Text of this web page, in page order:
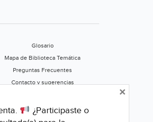
Glosario
Mapa de Biblioteca Temática
Preguntas Frecuentes
Contacto y sugerencias
Califica este portal
¿Participaste o
×